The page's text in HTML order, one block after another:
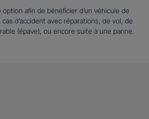
afin de bénéficier d’un véhicule de
d’accident avec réparations, de vol, de
(épave), ou encore suite à une panne.